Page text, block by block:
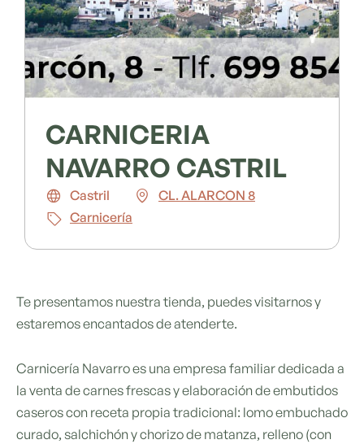
CARNICERIA
NAVARRO CASTRIL
Castril
CL. ALARCON 8
Carnicería
Te presentamos nuestra tienda, puedes visitarnos y
estaremos encantados de atenderte.
Carnicería Navarro es una empresa familiar dedicada a
la venta de carnes frescas y elaboración de embutidos
caseros con receta propia tradicional: lomo embuchado
curado, salchichón y chorizo de matanza, relleno (con